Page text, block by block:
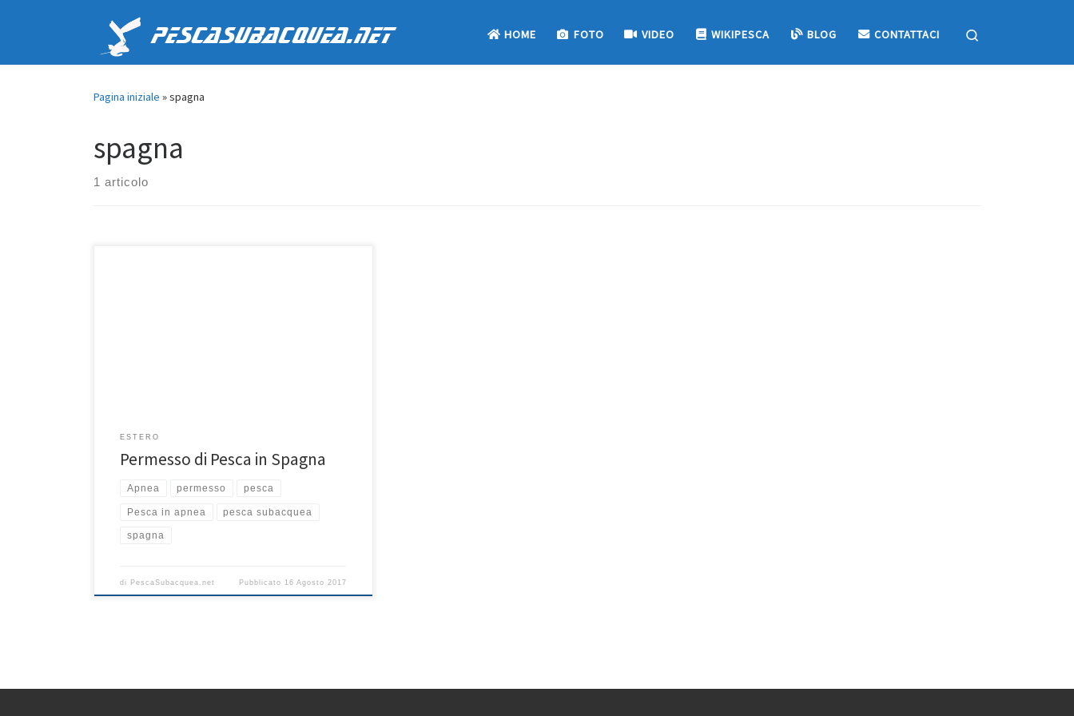
Passa al contenuto PescaSubacquea.net HOME FOTO VIDEO WIKIPESCA BLOG CONTATTACI
Pagina iniziale »spagna
spagna
1 articolo
ESTERO
Permesso di Pesca in Spagna
Apnea permesso pesca
Pesca in apnea pesca subacquea
spagna
di PescaSubacquea.net Pubblicato 16 Agosto 2017